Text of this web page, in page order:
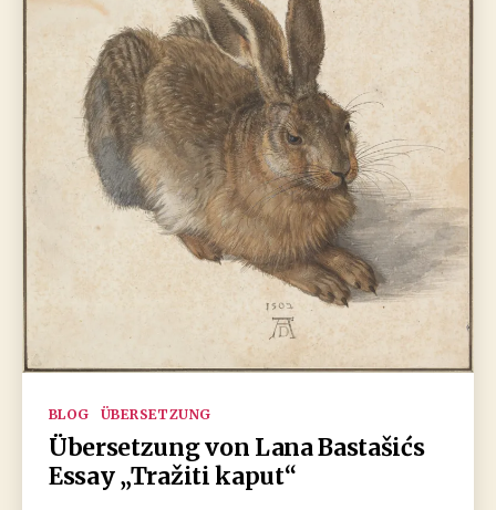
Kategorien
BLOG ÜBERSETZUNG
Übersetzung von Lana Bastašićs
Essay „Tražiti kaput“